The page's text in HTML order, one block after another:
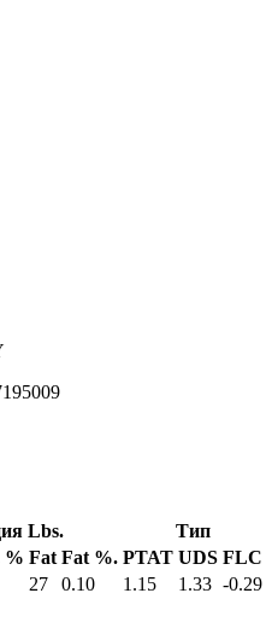
Lbs. Тип
% Fat Fat %. PTAT UDS FLC
27 0.10 1.15 1.33 -0.29